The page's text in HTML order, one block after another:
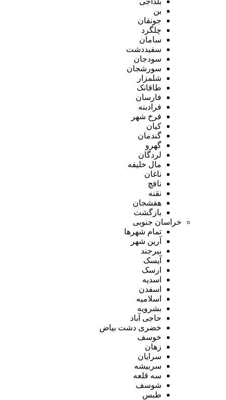
بن
جونقان
چلگرد
سامان
سفیددشت
سودجان
سورشجان
شلمزار
طاقانک
فارسان
فرادبنه
فرخ شهر
کیان
گندمان
گهرو
لردگان
مال خلیفه
ناغان
نافچ
نقنه
هفشجان
بازگشت
خراسان جنوبی
تمام شهر‌ها
آرین شهر
بیرجند
آیسک
ارسک
اسدیه
اسفدن
اسلامیه
بشرویه
حاجی آباد
خضری دشت بیاض
خوسف
زهان
سرایان
سربیشه
سه قلعه
شوسف
طبس